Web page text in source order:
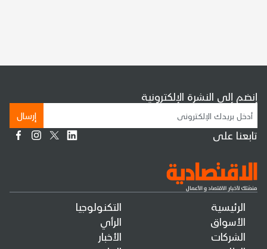
الرئيسية
الأسواق
الشركات
التكنولوجيا
الرأي
الأخبار
إنضم إلى النشرة الإلكترونية
إرسال
تابعنا على